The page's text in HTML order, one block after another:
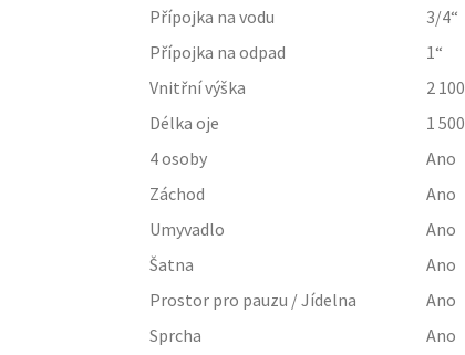
Přípojka na vodu
3/4“
Přípojka na odpad
1“
Vnitřní výška
2 100
Délka oje
1 500
4 osoby
Ano
Záchod
Ano
Umyvadlo
Ano
Šatna
Ano
Prostor pro pauzu / Jídelna
Ano
Sprcha
Ano